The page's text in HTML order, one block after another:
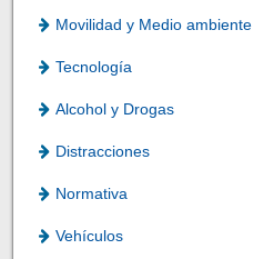
Movilidad y Medio ambiente
Tecnología
Alcohol y Drogas
Distracciones
Normativa
Vehículos